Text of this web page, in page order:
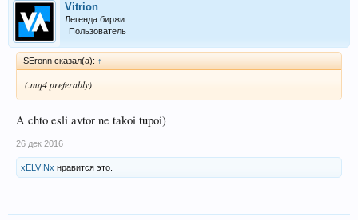
Vitrion
Легенда биржи
Пользователь
SEronn сказал(а): ↑
(.mq4 preferably)
A chto esli avtor ne takoi tupoi)
26 дек 2016
xELVINx нравится это.